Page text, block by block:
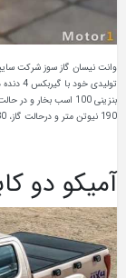
190 نیوتن متر و درحالت گاز، 180 نیوتن متر است.
آمیکو دو